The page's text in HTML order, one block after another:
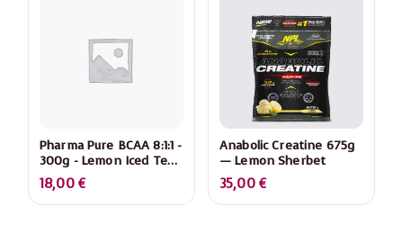
Pharma Pure BCAA 8:1:1 -
300g - Lemon Iced Tea -
L-Leucine, L-Isoleucine,
L-Valine
18,00 €
Anabolic Creatine 675g
— Lemon Sherbet
35,00 €